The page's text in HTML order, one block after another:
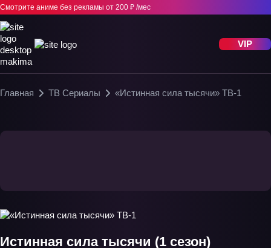
Смотрите аниме без рекламы от 200 ₽ /мес
VIP
Главная ТВ Сериалы «Истинная сила тысячи» ТВ-1
Истинная сила тысячи (1 сезон)